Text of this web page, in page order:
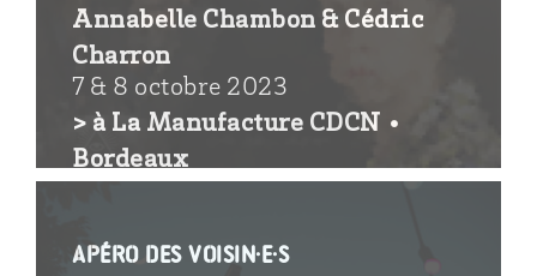
Annabelle Chambon & Cédric
Charron
7 & 8 octobre 2023
> à La Manufacture CDCN •
Bordeaux
Apéro des voisin·e·s